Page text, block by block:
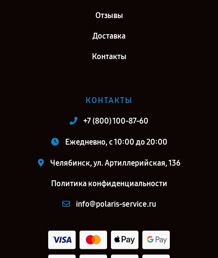
Отзывы
Доставка
Контакты
КОНТАКТЫ
+7 (800) 100-87-60
Ежедневно, с 10:00 до 20:00
Челябинск, ул. Артиллерийская, 136
Политика конфиденциальности
info@polaris-service.ru